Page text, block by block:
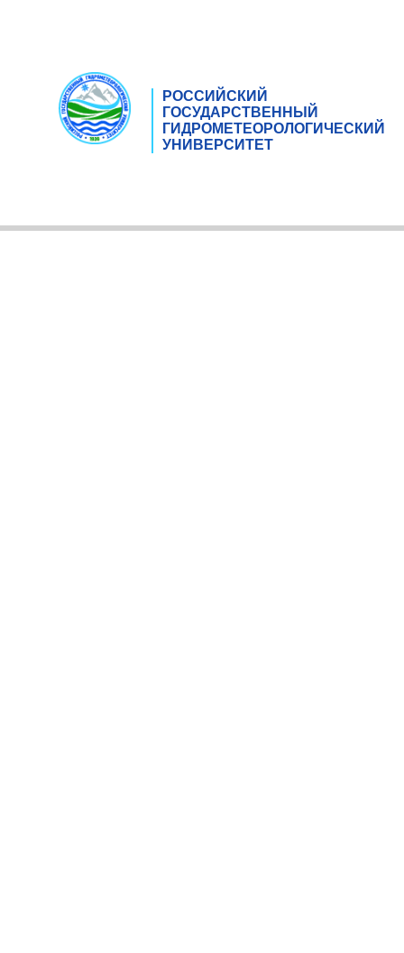
РОССИЙСКИЙ
ГОСУДАРСТВЕННЫЙ
ГИДРОМЕТЕОРОЛОГИЧЕСКИЙ
УНИВЕРСИТЕТ